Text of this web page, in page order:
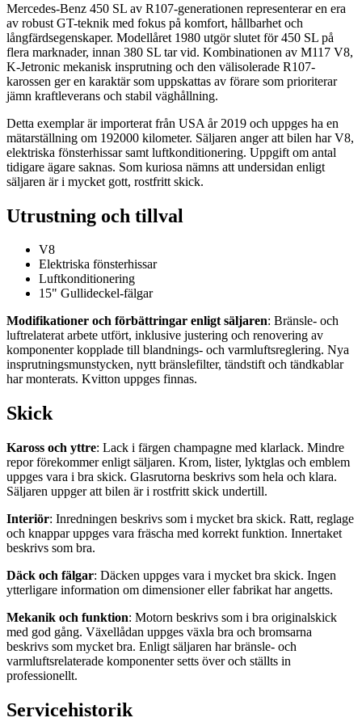
Mercedes-Benz 450 SL av R107-generationen representerar en era
av robust GT-teknik med fokus på komfort, hållbarhet och
långfärdsegenskaper. Modellåret 1980 utgör slutet för 450 SL på
flera marknader, innan 380 SL tar vid. Kombinationen av M117 V8,
K-Jetronic mekanisk insprutning och den välisolerade R107-
karossen ger en karaktär som uppskattas av förare som prioriterar
jämn kraftleverans och stabil väghållning.
Detta exemplar är importerat från USA år 2019 och uppges ha en
mätarställning om 192000 kilometer. Säljaren anger att bilen har V8,
elektriska fönsterhissar samt luftkonditionering. Uppgift om antal
tidigare ägare saknas. Som kuriosa nämns att undersidan enligt
säljaren är i mycket gott, rostfritt skick.
Utrustning och tillval
V8
Elektriska fönsterhissar
Luftkonditionering
15" Gullideckel-fälgar
Modifikationer och förbättringar enligt säljaren: Bränsle- och
luftrelaterat arbete utfört, inklusive justering och renovering av
komponenter kopplade till blandnings- och varmluftsreglering. Nya
insprutningsmunstycken, nytt bränslefilter, tändstift och tändkablar
har monterats. Kvitton uppges finnas.
Skick
Kaross och yttre: Lack i färgen champagne med klarlack. Mindre
repor förekommer enligt säljaren. Krom, lister, lyktglas och emblem
uppges vara i bra skick. Glasrutorna beskrivs som hela och klara.
Säljaren uppger att bilen är i rostfritt skick undertill.
Interiör: Inredningen beskrivs som i mycket bra skick. Ratt, reglage
och knappar uppges vara fräscha med korrekt funktion. Innertaket
beskrivs som bra.
Däck och fälgar: Däcken uppges vara i mycket bra skick. Ingen
ytterligare information om dimensioner eller fabrikat har angetts.
Mekanik och funktion: Motorn beskrivs som i bra originalskick
med god gång. Växellådan uppges växla bra och bromsarna
beskrivs som mycket bra. Enligt säljaren har bränsle- och
varmluftsrelaterade komponenter setts över och ställts in
professionellt.
Servicehistorik